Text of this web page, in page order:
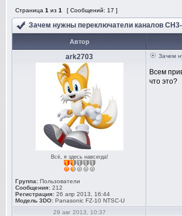
Страница 1 из 1 [ Сообщений: 17 ]
Зачем нужны переключатели каналов
Автор
ark2703
Всё, я здесь навсегда!
Группа: Пользователи
Сообщения: 212
Регистрация: 26 апр 2013, 16:44
Модель 3DO: Panasonic FZ-10 NTSC-U
Зачем
Всем
что это?
29 авг 2013, 10:37